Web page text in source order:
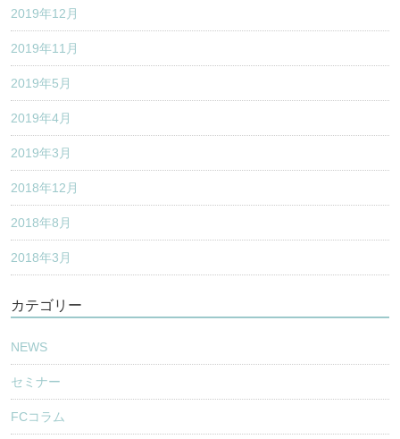
2019年12月
2019年11月
2019年5月
2019年4月
2019年3月
2018年12月
2018年8月
2018年3月
カテゴリー
NEWS
セミナー
FCコラム